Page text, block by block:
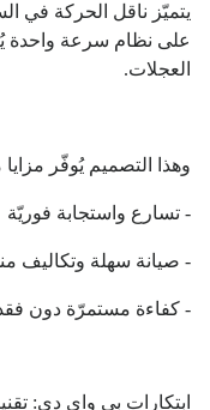
يتميّز ناقل الحركة في
على نظام سرعة واحدة
العجلات.
وهذا التصميم يُوفّر
- تسارع واستجابة فوريّة
- صيانة سهلة وتكاليف
- كفاءة مستمرّة دون
ابتكارات بي واي دي: